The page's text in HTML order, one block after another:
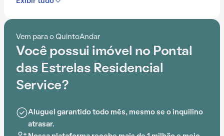
Contando com portaria 24 horas, elevador, academia,
sauna e espaço gourmet na área comum, o
Condomínio Pontal das Estrelas Residencial Service é
preparado para atender às necessidades dos
moradores que buscam lazer e conforto em um só
lugar.
A proximidade com Centro Brasilerio de Radioterapia,
Oncologia e Mastologia, Faculdade SENAI Fatesg,
Vem para o QuintoAndar
Você possui imóvel no Pontal
das Estrelas Residencial
Service?
Aluguel garantido todo mês, mesmo se o inquilino
atrasar.